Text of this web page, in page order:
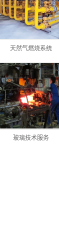
天然气燃烧系统
玻璃技术服务